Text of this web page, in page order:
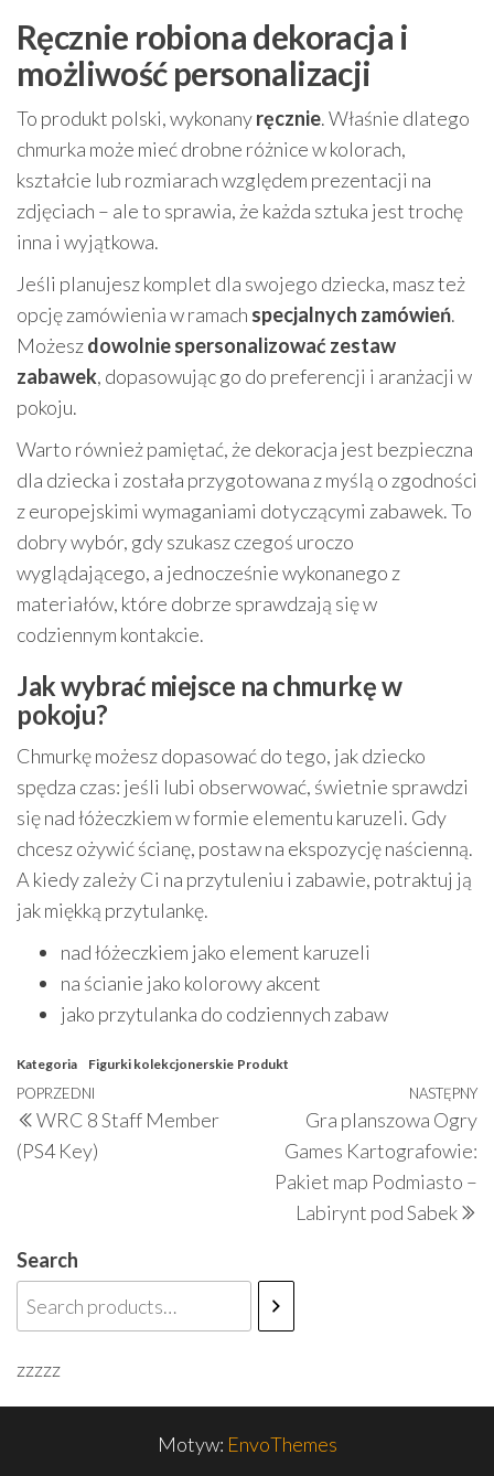
Ręcznie robiona dekoracja i
możliwość personalizacji
To produkt polski, wykonanyręcznie. Właśnie dlatego
chmurka może mieć drobne różnice w kolorach,
kształcie lub rozmiarach względem prezentacji na
zdjęciach – ale to sprawia, że każda sztuka jest trochę
inna i wyjątkowa.
Jeśli planujesz komplet dla swojego dziecka, masz też
opcję zamówienia w ramach specjalnych zamówień.
Możeszdowolnie spersonalizować zestaw
zabawek, dopasowując go do preferencji i aranżacji w
pokoju.
Warto również pamiętać, że dekoracja jest bezpieczna
dla dziecka i została przygotowana z myślą o zgodności
z europejskimi wymaganiami dotyczącymi zabawek. To
dobry wybór, gdy szukasz czegoś uroczo
wyglądającego, a jednocześnie wykonanego z
materiałów, które dobrze sprawdzają się w
codziennym kontakcie.
Jak wybrać miejsce na chmurkę w
pokoju?
Chmurkę możesz dopasować do tego, jak dziecko
spędza czas: jeśli lubi obserwować, świetnie sprawdzi
się nad łóżeczkiem w formie elementu karuzeli. Gdy
chcesz ożywić ścianę, postaw na ekspozycję naścienną.
A kiedy zależy Ci na przytuleniu i zabawie, potraktuj ją
jak miękką przytulankę.
nad łóżeczkiem jako element karuzeli
na ścianie jako kolorowy akcent
jako przytulanka do codziennych zabaw
Kategoria Figurki kolekcjonerskie Produkt
Nawigacja
wpisu
Poprzedni
wpis
POPRZEDNI
WRC 8 Staff Member
(PS4 Key)
NASTĘPNY
Gra planszowa Ogry
Games Kartografowie:
Pakiet map Podmiasto –
Labirynt pod Sabek
Search
zzzzz
Motyw: EnvoThemes